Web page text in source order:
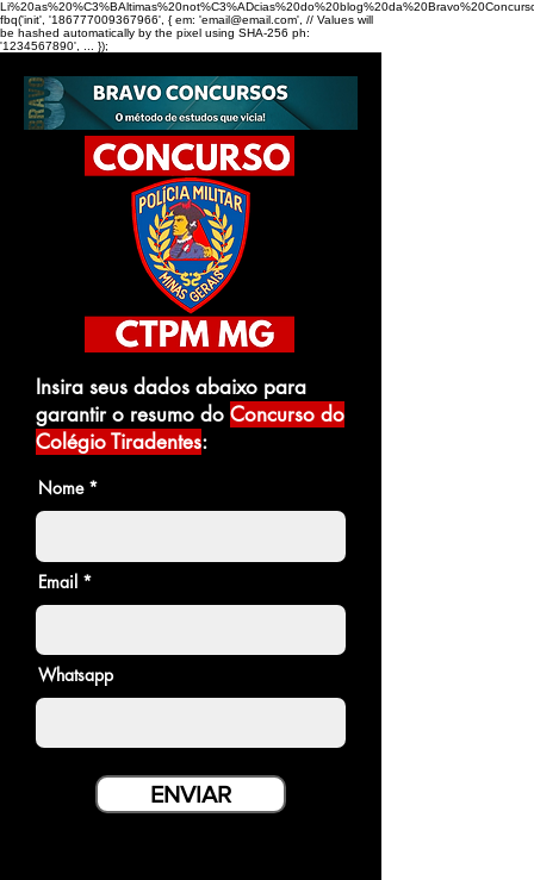
fbq('init', '186777009367966', { em: 'email@email.com', // Values will
be hashed automatically by the pixel using SHA-256 ph:
'1234567890', ... });
Insira seus dados abaixo para
garantir o resumo do Concurso do
Colégio Tiradentes:
Nome
Email
Whatsapp
ENVIAR